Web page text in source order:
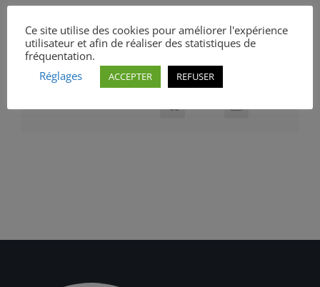
Partagez cet
Ce site utilise des cookies pour améliorer l'expérience
utilisateur et afin de réaliser des statistiques de
fréquentation.
Réglages
ACCEPTER REFUSER